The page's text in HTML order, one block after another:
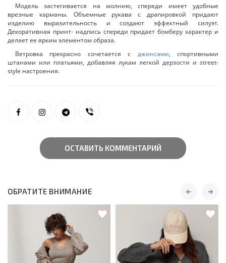
Модель застегивается на молнию, спереди имеет удобные
врезные карманы. Объемные рукава с драпировкой придают
изделию выразительность и создают эффектный силуэт.
Декоративная принт- надпись спереди придает бомберу характер и
делает ее ярким элементом образа.
Ветровка прекрасно сочетается с джинсами, спортивными
штанами или платьями, добавляя лукам легкой дерзости и street-
style настроения.
ОСТАВИТЬ КОММЕНТАРИЙ
ОБРАТИТЕ ВНИМАНИЕ